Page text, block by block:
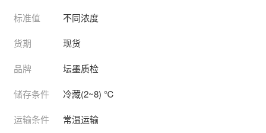
标准值 不同浓度
货期 现货
品牌 坛墨质检
储存条件 冷藏(2~8) ℃
运输条件 常温运输